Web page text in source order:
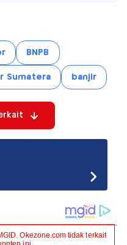
BNPB
Sumatera banjir